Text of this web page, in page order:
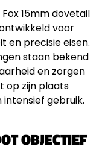
15mm dovetail
voor
en precisie eisen.
staan bekend
en zorgen
op zijn plaats
intensief gebruik.
OBJECTIEF